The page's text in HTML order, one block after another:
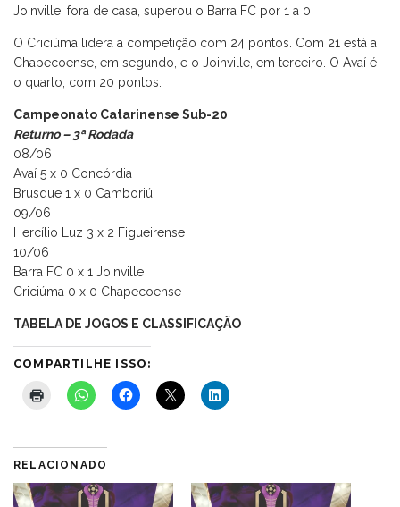
Joinville, fora de casa, superou o Barra FC por 1 a 0.
O Criciúma lidera a competição com 24 pontos. Com 21 está a
Chapecoense, em segundo, e o Joinville, em terceiro. O Avaí é
o quarto, com 20 pontos.
Campeonato Catarinense Sub-20
Returno – 3ª Rodada
08/06
Avaí 5 x 0 Concórdia
Brusque 1 x 0 Camboriú
09/06
Hercílio Luz 3 x 2 Figueirense
10/06
Barra FC 0 x 1 Joinville
Criciúma 0 x 0 Chapecoense
TABELA DE JOGOS E CLASSIFICAÇÃO
COMPARTILHE ISSO:
RELACIONADO